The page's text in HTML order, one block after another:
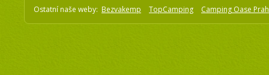
Ostatní naše weby: Bezvakemp TopCamping Camping Oase